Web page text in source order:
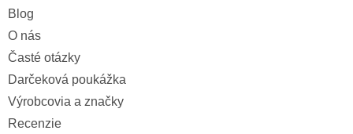
Blog
O nás
Časté otázky
Darčeková poukážka
Výrobcovia a značky
Recenzie